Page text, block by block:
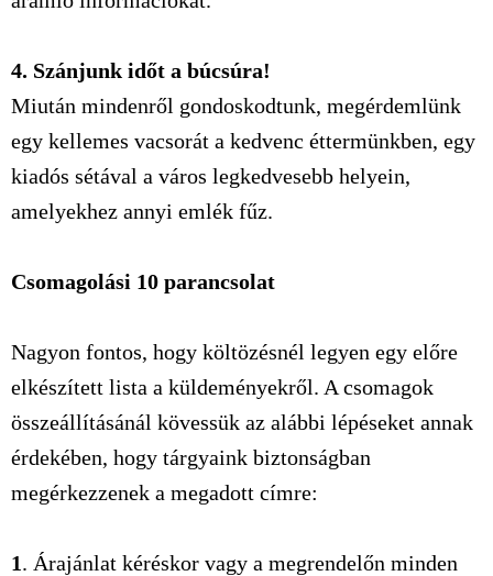
4. Szánjunk időt a búcsúra!
Miután mindenről gondoskodtunk, megérdemlünk
egy kellemes vacsorát a kedvenc éttermünkben, egy
kiadós sétával a város legkedvesebb helyein,
amelyekhez annyi emlék fűz.
Csomagolási 10 parancsolat
Nagyon fontos, hogy költözésnél legyen egy előre
elkészített lista a küldeményekről. A csomagok
összeállításánál kövessük az alábbi lépéseket annak
érdekében, hogy tárgyaink biztonságban
megérkezzenek a megadott címre:
1. Árajánlat kéréskor vagy a megrendelőn minden